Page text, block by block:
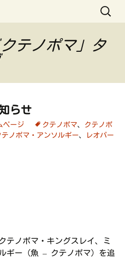
検
索:
テノポマ」タ
らせ
ページ クテノポマ、
クテノポ
テノポマ・アンソルギー、
レオパー
テノポマ・キングスレイ、ミ
ギー（魚 – クテノポマ）を追